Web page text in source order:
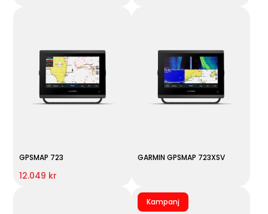
GPSMAP 723
12.049 kr
GARMIN GPSMAP 723XSV
Kampanj